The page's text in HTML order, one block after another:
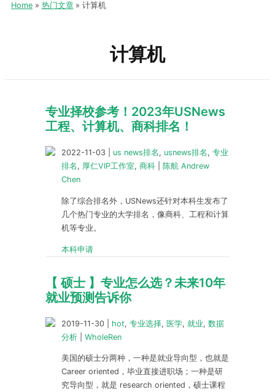
Home 热门文章 计算机
计算机
专业择校参考！2023年USNews
工程、计算机、商科排名！
2022-11-03 us news排名 , usnews排名 , 专业
排名 , 厚仁VIP工作室, 商科
陈航 Andrew
Chen
除了综合排名外，USNews还针对本科生发布了
几个热门专业的大学排名，像商科、工程和计算
机等专业。
本科申请
【 硕士 】专业怎么选？未来10年
就业预测告诉你
2019-11-30 hot, 专业选择, 医学, 就业, 数据
分析
WholeRen
美国的硕士分两种，一种是就业导向型，也就是
Career oriented，毕业直接进职场；一种是研
究导向型，就是 research oriented，硕士课程